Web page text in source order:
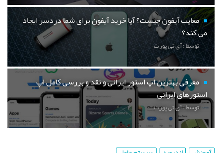
معایب آیفون چیست؟ آیا خرید آیفون برای شما دردسر ایجاد
می کند؟
توسط : آی تی پورت
معرفی بهترین اپ استور ایرانی و نقد و بررسی کامل اپ
استورهای ایرانی
توسط : آی تی پورت